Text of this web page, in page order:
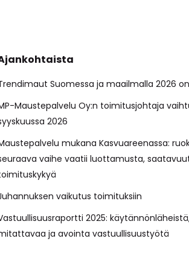
Suomessa ja maailmalla 2026
Maustepalvelu Oy:n toimitusjohtaja
2026
mukana Kasvuareenassa:
vaihe vaatii luottamusta,
vaikutus toimituksiin
2025:
ja avointa vastuullisuustyötä